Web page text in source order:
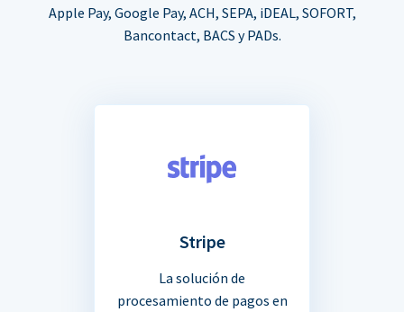
Apple Pay, Google Pay, ACH, SEPA, iDEAL, SOFORT,
Bancontact, BACS y PADs.
Stripe
La solución de
procesamiento de pagos en